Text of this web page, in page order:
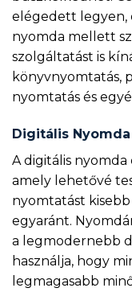
elégedett legyen,
nyomda mellett
szolgáltatást is
könyvnyomtatás,
nyomtatás és
Digitális
A digitális
amely lehetővé
nyomtatást
egyaránt.
a legmodernebb
használja, hogy
legmagasabb